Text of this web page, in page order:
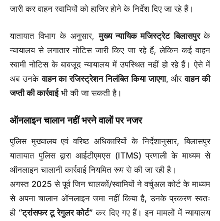
जारी कर वाहन स्वामियों को हाजिर होने के निर्देश दिए जा रहे हैं।
यातायात विभाग के अनुसार,मुख्य न्यायिक मजिस्ट्रेट बिलासपुरके
न्यायालय से लगातार नोटिस जारी किए जा रहे हैं, लेकिन कई वाहन
स्वामी नोटिस के बावजूद न्यायालय में उपस्थित नहीं हो रहे हैं। ऐसे में
अब उनकेवाहन का रजिस्ट्रेशन निलंबित किया जाएगा, औरवाहन की
जप्ती की कार्रवाईभी की जा सकती है।
ऑनलाइन चालान नहीं भरने वालों पर नजर
पुलिस मुख्यालय एवं वरिष्ठ अधिकारियों के निर्देशानुसार, बिलासपुर
यातायात पुलिस द्वारा आईटीएमएस (ITMS) प्रणाली के माध्यम से
ऑनलाइन चालानी कार्रवाई नियमित रूप से की जा रही है।
अगस्त 2025 से पूर्व जिन चालकों/स्वामियों ने वर्चुअल कोर्ट के माध्यम
से अपना चालान ऑनलाइन जमा नहीं किया है, उनके प्रकरण स्वतः
ही “ट्रांसफर टू रेगुलर कोर्ट” कर दिए गए हैं। इन मामलों में न्यायालय